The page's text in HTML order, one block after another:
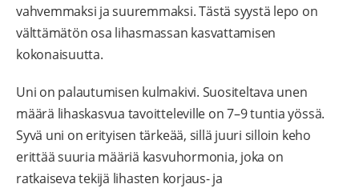
vahvemmaksi ja suuremmaksi. Tästä syystä lepo on
välttämätön osa lihasmassan kasvattamisen
kokonaisuutta.
Uni on palautumisen kulmakivi. Suositeltava unen
määrä lihaskasvua tavoitteleville on 7–9 tuntia yössä.
Syvä uni on erityisen tärkeää, sillä juuri silloin keho
erittää suuria määriä kasvuhormonia, joka on
ratkaiseva tekijä lihasten korjaus- ja